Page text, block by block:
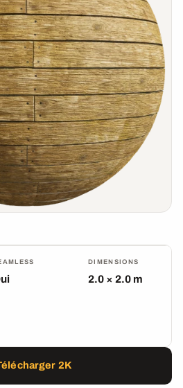
DIMENSIONS
2.0 × 2.0 m
2K